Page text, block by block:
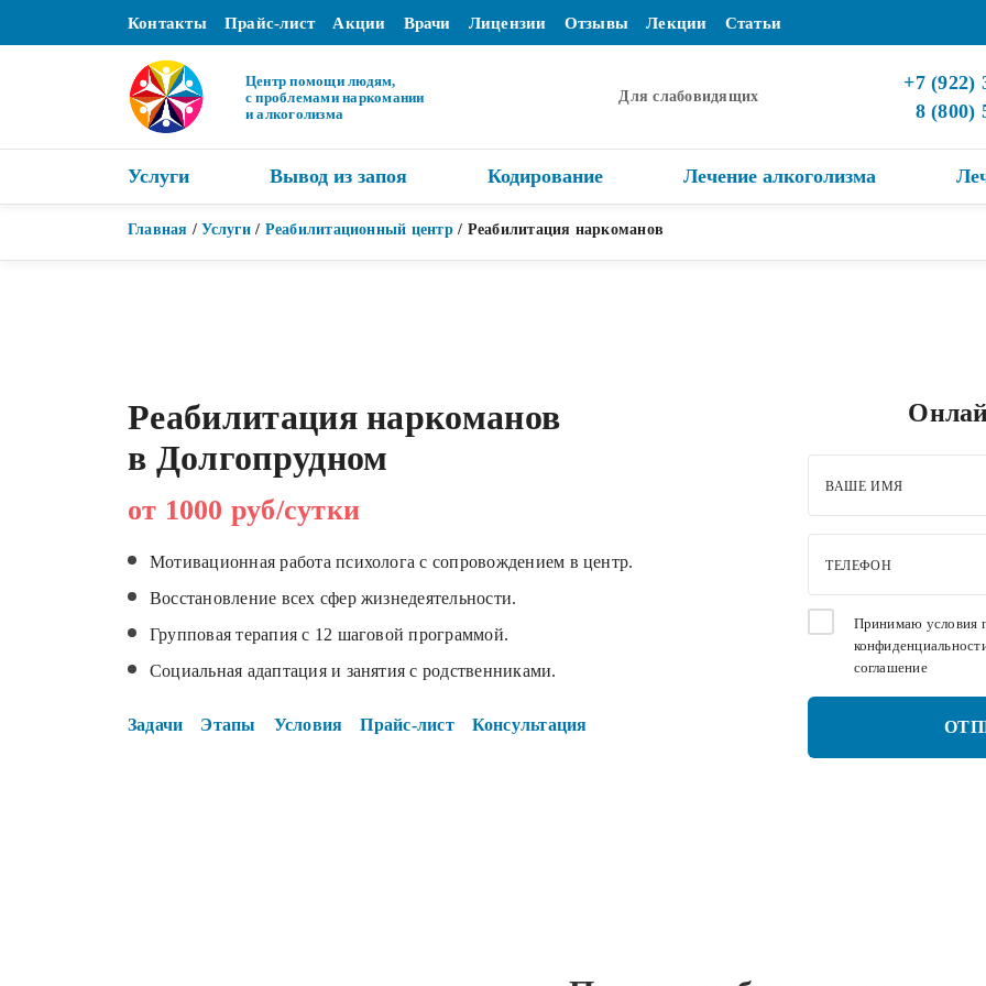
Контакты Прайс-лист Акции Врачи Лицензии Отзывы Лекции Статьи
Центр помощи людям,
с проблемами наркомании
и алкоголизма
Для слабовидящих
+7 (922)
8 (800)
Услуги Вывод из запоя Кодирование Лечение алкоголизма
Главная /Услуги/ Реабилитационный центр/ Реабилитация наркоманов
Реабилитация наркоманов
в Долгопрудном
от 1000 руб/сутки
Мотивационная работа психолога с сопровождением в центр.
Восстановление всех сфер жизнедеятельности.
Групповая терапия с 12 шаговой программой.
Социальная адаптация и занятия с родственниками.
Задачи Этапы Условия Прайс-лист Консультация
ВАШЕ ИМЯ
ТЕЛЕФОН
Принимаю условия
соглашение